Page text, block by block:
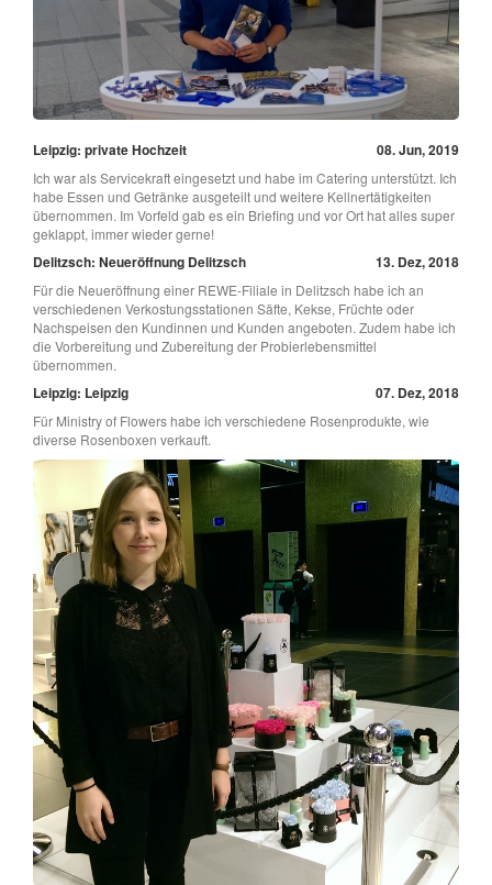
Leipzig: private Hochzeit 08. Jun, 2019
Ich war als Servicekraft eingesetzt und habe im Catering unterstützt. Ich
habe Essen und Getränke ausgeteilt und weitere Kellnertätigkeiten
übernommen. Im Vorfeld gab es ein Briefing und vor Ort hat alles super
geklappt, immer wieder gerne!
Delitzsch: Neueröffnung Delitzsch 13. Dez, 2018
Für die Neueröffnung einer REWE-Filiale in Delitzsch habe ich an
verschiedenen Verkostungsstationen Säfte, Kekse, Früchte oder
Nachspeisen den Kundinnen und Kunden angeboten. Zudem habe ich
die Vorbereitung und Zubereitung der Probierlebensmittel
übernommen.
Leipzig: Leipzig 07. Dez, 2018
Für Ministry of Flowers habe ich verschiedene Rosenprodukte, wie
diverse Rosenboxen verkauft.